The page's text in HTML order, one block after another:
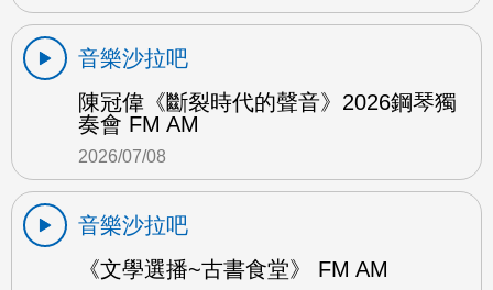
音樂沙拉吧
陳冠偉《斷裂時代的聲音》2026鋼琴獨
奏會 FM AM
2026/07/08
音樂沙拉吧
《文學選播~古書食堂》 FM AM